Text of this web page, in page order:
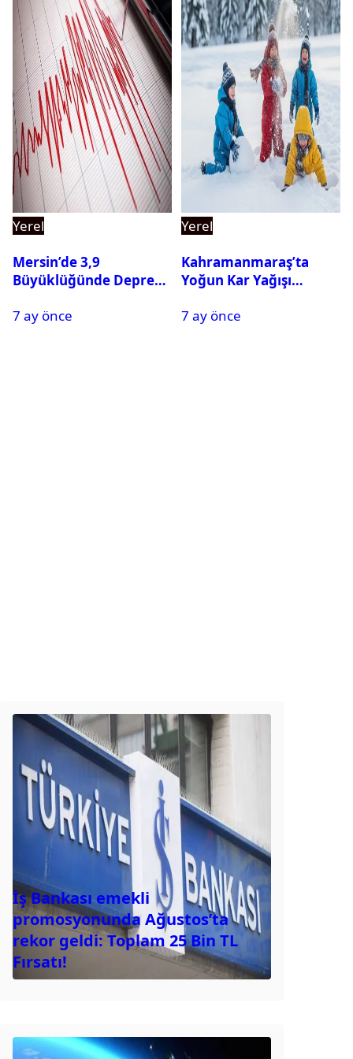
Yerel
Mersin’de 3,9
Büyüklüğünde Deprem
7 ay önce
Yerel
Kahramanmaraş’ta
Yoğun Kar Yağışı
Tatil
7 ay önce
İş Bankası emekli
promosyonunda Ağustos’ta
rekor geldi: Toplam 25 Bin TL
Fırsatı!